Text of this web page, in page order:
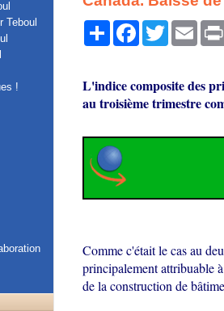
Teboul
!
PartagerFacebook
TwitterEmail
L'indice composite des
au troisième trimestre
Comme c'était le cas au
principalement attribuable
de la construction de